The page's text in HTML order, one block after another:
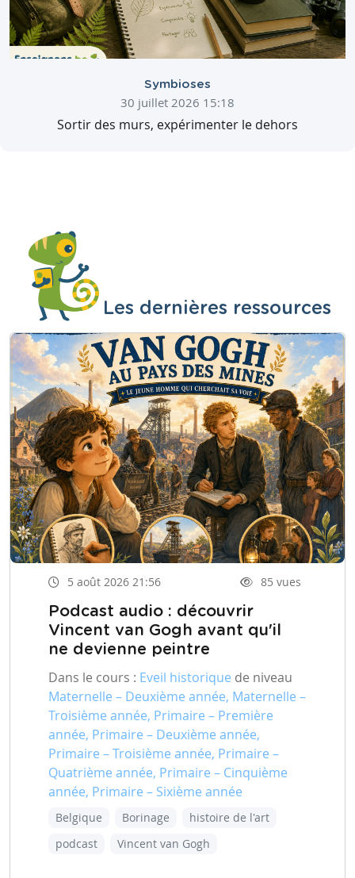
Symbioses
30 juillet 2026 15:18
Sortir des murs, expérimenter le dehors
Les dernières ressources
5 août 2026 21:56 85 vues
Podcast audio : découvrir
Vincent van Gogh avant qu'il
ne devienne peintre
Dans le cours : Eveil historique de niveau
Maternelle – Deuxième année, Maternelle –
Troisième année, Primaire – Première
année, Primaire – Deuxième année,
Primaire – Troisième année, Primaire –
Quatrième année, Primaire – Cinquième
année, Primaire – Sixième année
Belgique Borinage
histoire de l'art
podcast
Vincent van Gogh